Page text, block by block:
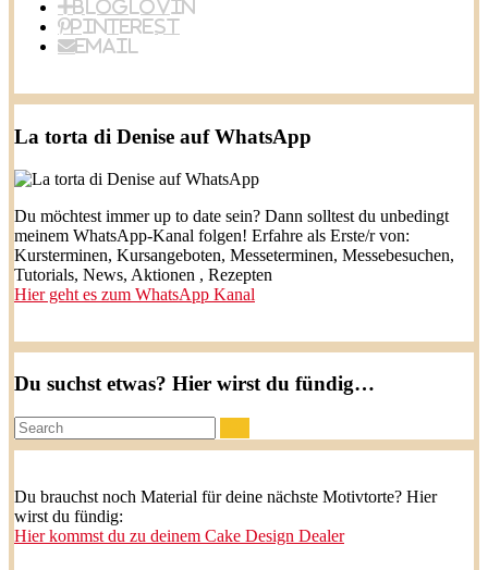
BlogLovin
Pinterest
Email
La torta di Denise auf WhatsApp
Du möchtest immer up to date sein? Dann solltest du unbedingt
meinem WhatsApp-Kanal folgen! Erfahre als Erste/r von:
Kursterminen, Kursangeboten, Messeterminen, Messebesuchen,
Tutorials, News, Aktionen , Rezepten
Hier geht es zum WhatsApp Kanal
Du suchst etwas? Hier wirst du fündig…
Search:
Du brauchst noch Material für deine nächste Motivtorte? Hier
wirst du fündig:
Hier kommst du zu deinem Cake Design Dealer